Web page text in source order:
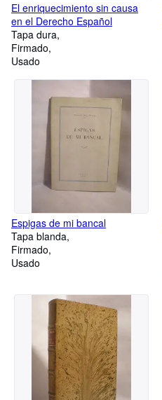
El enriquecimiento sin causa
en el Derecho Español
Tapa dura
Firmado
Usado
Espigas de mi bancal
Tapa blanda
Firmado
Usado